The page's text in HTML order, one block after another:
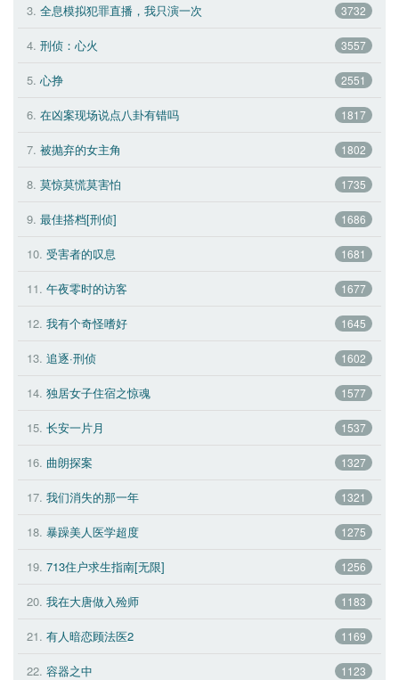
3732
3. 全息模拟犯罪直播，我只演一次
3557
4. 刑侦：心火
2551
5. 心挣
1817
6. 在凶案现场说点八卦有错吗
1802
7. 被抛弃的女主角
1735
8. 莫惊莫慌莫害怕
1686
9. 最佳搭档[刑侦]
1681
10. 受害者的叹息
1677
11. 午夜零时的访客
1645
12. 我有个奇怪嗜好
1602
13. 追逐·刑侦
1577
14. 独居女子住宿之惊魂
1537
15. 长安一片月
1327
16. 曲朗探案
1321
17. 我们消失的那一年
1275
18. 暴躁美人医学超度
1256
19. 713住户求生指南[无限]
1183
20. 我在大唐做入殓师
1169
21. 有人暗恋顾法医2
1123
22. 容器之中